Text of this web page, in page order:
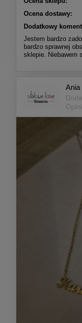
Ocena dostawy:
Dodatkowy
Jestem bardzo
bardzo sprawnej
sklepie. Niebawem
Ania